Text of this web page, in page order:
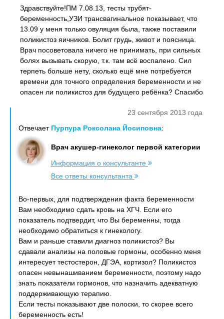
Здравствуйте!ПМ 7.08.13, тесты трубят-
беременность,УЗИ трансвагинальное показывает, что
13.09 у меня только овуляция была, также поставили
поликистоз яичников. Болит грудь, живот и поясница.
Врач посоветовала ничего не принимать, при сильных
болях вызывать скорую, т.к. там всё воспалено. Сил
терпеть больше нету, сколько ещё мне потребуется
времени для точного определения беременности и не
опасен ли поликистоз для будущего ребёнка? Спасибо
23 сентября 2013 года
Отвечает Пурпура Роксолана Йосиповна:
Врач акушер-гинеколог первой категории
Информация о консультанте
Все ответы консультанта
Во-первых, для подтверждения факта беременности
Вам необходимо сдать кровь на ХГЧ. Если его
показатель подтвердит, что Вы беременны, тогда
необходимо обратиться к гинекологу.
Вам и раньше ставили диагноз поликистоз? Вы
сдавали анализы на половые гормоны, особенно меня
интересует тестостерон, ДГЭА, кортизол? Поликистоз
опасен невынашиванием беременности, поэтому надо
знать показатели гормонов, что назначить адекватную
поддерживающую терапию.
Если тесты показывают две полоски, то скорее всего
беременность есть!